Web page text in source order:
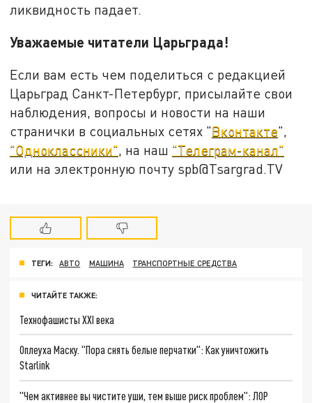
ликвидность падает.
Уважаемые читатели Царьграда!
Если вам есть чем поделиться с редакцией
Царьград Санкт-Петербург, присылайте свои
наблюдения, вопросы и новости на наши
странички в социальных сетях "Вконтакте",
"Одноклассники", на наш "Телеграм-канал"
или на электронную почту spb@Tsargrad.TV
ТЕГИ: АВТО МАШИНА ТРАНСПОРТНЫЕ СРЕДСТВА
ЧИТАЙТЕ ТАКЖЕ:
Технофашисты XXI века
Оплеуха Маску. "Пора снять белые перчатки": Как уничтожить
Starlink
"Чем активнее вы чистите уши, тем выше риск проблем": ЛОР